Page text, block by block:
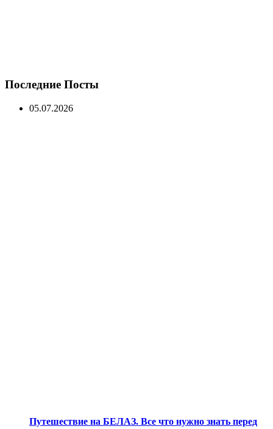
Последние Посты
05.07.2026
Путешествие на БЕЛАЗ. Все что нужно знать перед